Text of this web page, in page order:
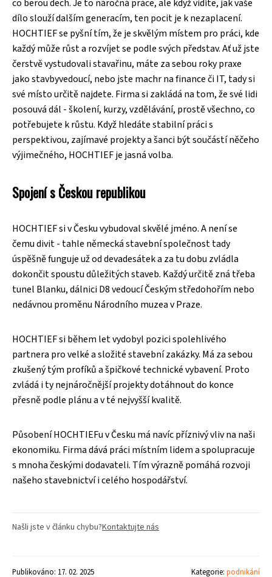
co berou dech. Je to náročná práce, ale když vidíte, jak vaše
dílo slouží dalším generacím, ten pocit je k nezaplacení.
HOCHTIEF se pyšní tím, že je skvělým místem pro práci, kde
každý může růst a rozvíjet se podle svých představ. Ať už jste
čerstvě vystudovali stavařinu, máte za sebou roky praxe
jako stavbyvedoucí, nebo jste machr na finance či IT, tady si
své místo určitě najdete. Firma si zakládá na tom, že své lidi
posouvá dál - školení, kurzy, vzdělávání, prostě všechno, co
potřebujete k růstu. Když hledáte stabilní práci s
perspektivou, zajímavé projekty a šanci být součástí něčeho
výjimečného, HOCHTIEF je jasná volba.
Spojení s Českou republikou
HOCHTIEF si v Česku vybudoval skvělé jméno. A není se
čemu divit - tahle německá stavební společnost tady
úspěšně funguje už od devadesátek a za tu dobu zvládla
dokončit spoustu důležitých staveb. Každý určitě zná třeba
tunel Blanku, dálnici D8 vedoucí Českým středohořím nebo
nedávnou proměnu Národního muzea v Praze.
HOCHTIEF si během let vydobyl pozici spolehlivého
partnera pro velké a složité stavební zakázky. Má za sebou
zkušený tým profíků a špičkové technické vybavení. Proto
zvládá i ty nejnáročnější projekty dotáhnout do konce
přesně podle plánu a v té nejvyšší kvalitě.
Působení HOCHTIEFu v Česku má navíc příznivý vliv na naši
ekonomiku. Firma dává práci místním lidem a spolupracuje
s mnoha českými dodavateli. Tím výrazně pomáhá rozvoji
našeho stavebnictví i celého hospodářství.
Našli jste v článku chybu?Kontaktujte nás
Publikováno: 17. 02. 2025 Kategorie: podnikání